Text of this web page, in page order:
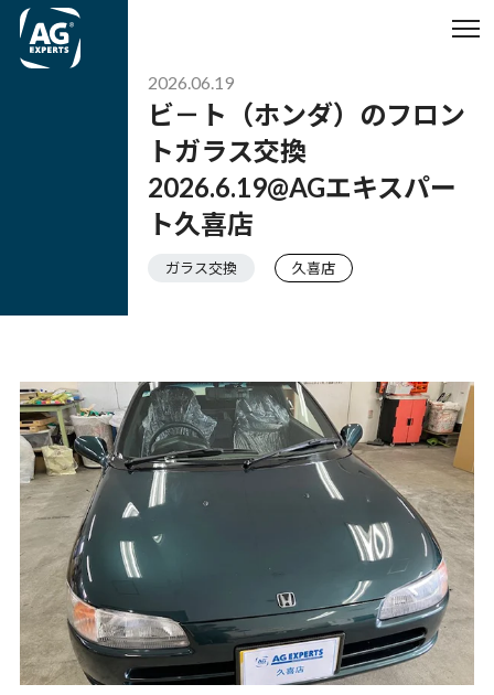
2026.06.19
ビ－ト（ホンダ）のフロン
トガラス交換
2026.6.19@AGエキスパー
ト久喜店
ガラス交換 久喜店